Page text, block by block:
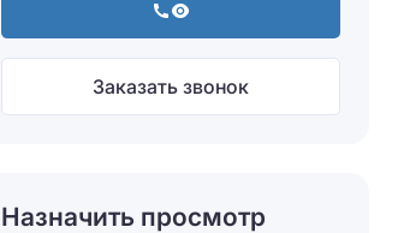
Заказать звонок
Назначить просмотр